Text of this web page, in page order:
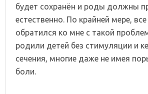
будет сохранён и роды должны
естественно. По крайней мере,
обратился ко мне с такой
родили детей без стимуляции и
сечения, многие даже не имея
боли.